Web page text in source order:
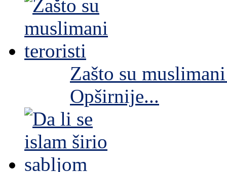
Zašto su
Opširnije...